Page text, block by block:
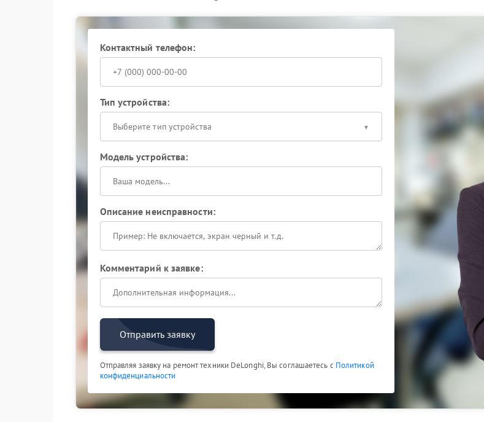
Преимущества обращения к специалистам
Сервис FIX-DELONGHI выполняет точную настройку помола, давления и температуры. После
обслуживания кофемашина Delonghi вновь готовит насыщенный эспрессо с плотной кремовой
пенкой и выраженным ароматом. Своевременный ремонт сохраняет ресурс оборудования и
Контактный телефон:
Тип устройства:
Выберите тип устройства
Модель устройства:
Описание неисправности:
Комментарий к заявке:
Отправить заявку
Отправляя заявку на ремонт техники DeLonghi, Вы соглашаетесь с Политикой
конфиденциальности